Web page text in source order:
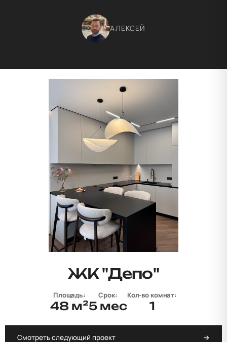
АЛЕКСЕЙ
ЖК "Депо"
Площадь:
48 м²
Срок:
5 мес
Кол-во комнат:
1
Смотреть следующий проект →